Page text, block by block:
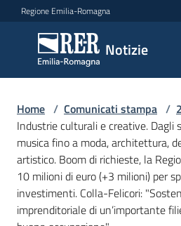
Vai al contenuto
Vai alla navigazione
Vai al footer
Regione Emilia-Romagna
Notizie
Notizie
Comunicati
stampa
Menu selezionato
Cerca
un
comunicato
Home / Comunicati stampa /
Industrie culturali e creative. Dagli
musica fino a moda, architettura,
artistico. Boom di richieste, la
10 milioni di euro (+3 milioni) per
investimenti. Colla-Felicori:
imprenditoriale di un’importante